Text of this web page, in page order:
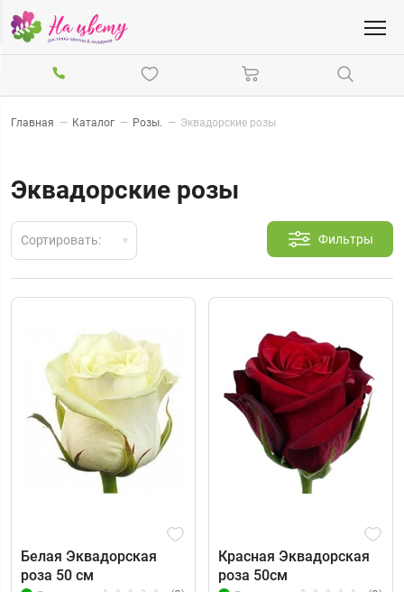
Главная — Каталог — Розы. — Эквадорские розы
Эквадорские розы
Фильтры
Сортировать:
Белая Эквадорская
роза 50 см
Красная Эквадорская
роза 50см